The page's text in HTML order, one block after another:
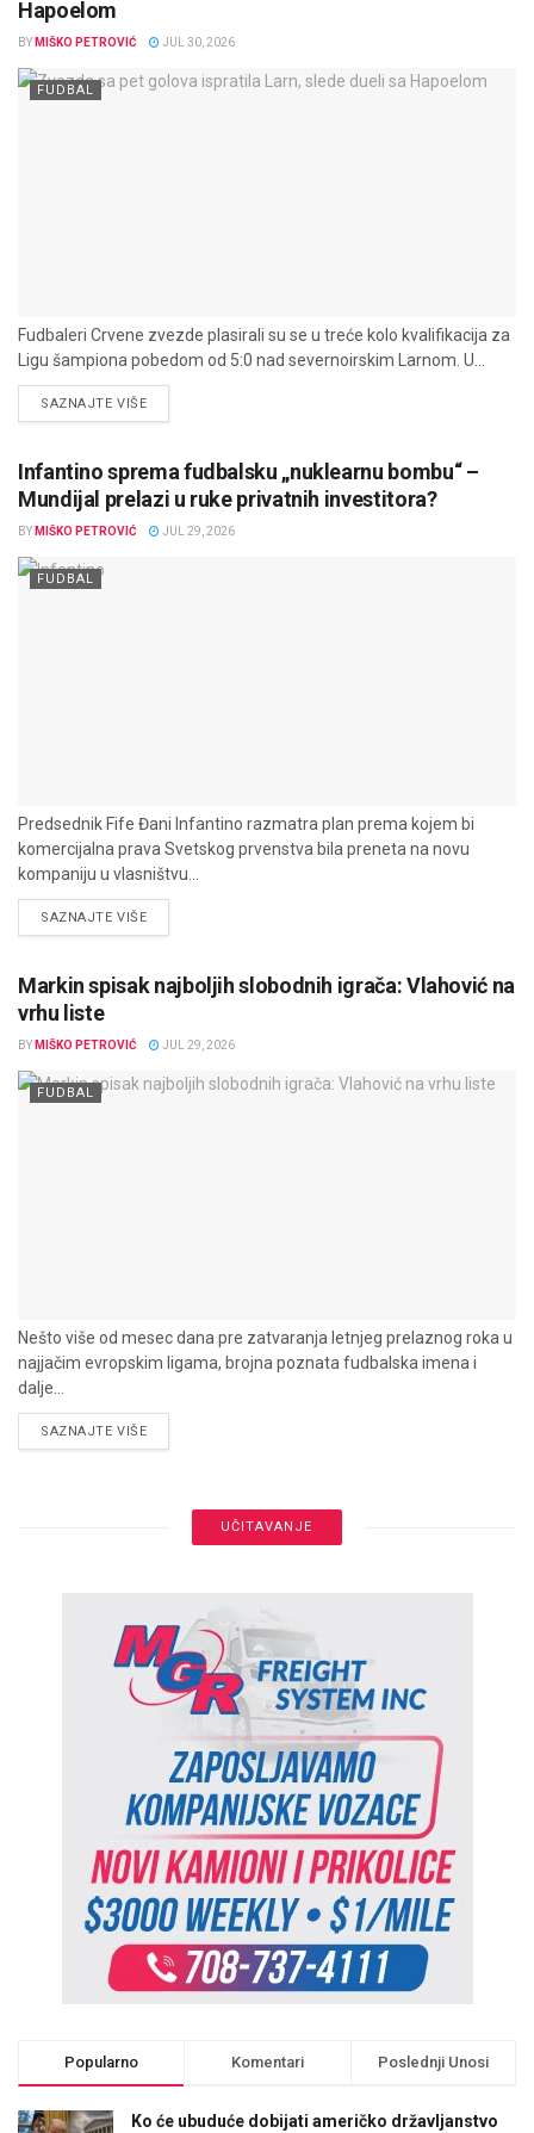
Hapoelom
BY MIŠKO PETROVIĆ JUL 30, 2026
FUDBAL
Fudbaleri Crvene zvezde plasirali su se u treće kolo kvalifikacija za
Ligu šampiona pobedom od 5:0 nad severnoirskim Larnom. U...
SAZNAJTE VIŠEDETAILS
Infantino sprema fudbalsku „nuklearnu bombu“ –
Mundijal prelazi u ruke privatnih investitora?
BY MIŠKO PETROVIĆ JUL 29, 2026
FUDBAL
Predsednik Fife Đani Infantino razmatra plan prema kojem bi
komercijalna prava Svetskog prvenstva bila preneta na novu
kompaniju u vlasništvu...
SAZNAJTE VIŠEDETAILS
Markin spisak najboljih slobodnih igrača: Vlahović na
vrhu liste
BY MIŠKO PETROVIĆ JUL 29, 2026
FUDBAL
Nešto više od mesec dana pre zatvaranja letnjeg prelaznog roka u
najjačim evropskim ligama, brojna poznata fudbalska imena i
dalje...
SAZNAJTE VIŠEDETAILS
UČITAVANJE
Popularno Komentari Poslednji Unosi
Ko će ubuduće dobijati američko državljanstvo